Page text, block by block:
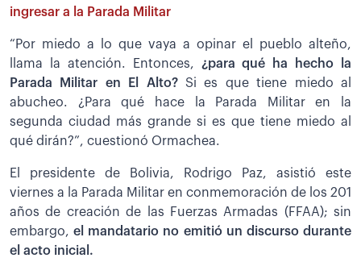
ingresar a la Parada Militar
“Por miedo a lo que vaya a opinar el pueblo alteño,
llama la atención. Entonces, ¿para qué ha hecho la
Parada Militar en El Alto? Si es que tiene miedo al
abucheo. ¿Para qué hace la Parada Militar en la
segunda ciudad más grande si es que tiene miedo al
qué dirán?”, cuestionó Ormachea.
El presidente de Bolivia, Rodrigo Paz, asistió este
viernes a la Parada Militar en conmemoración de los 201
años de creación de las Fuerzas Armadas (FFAA); sin
embargo,el mandatario no emitió un discurso durante
el acto inicial.